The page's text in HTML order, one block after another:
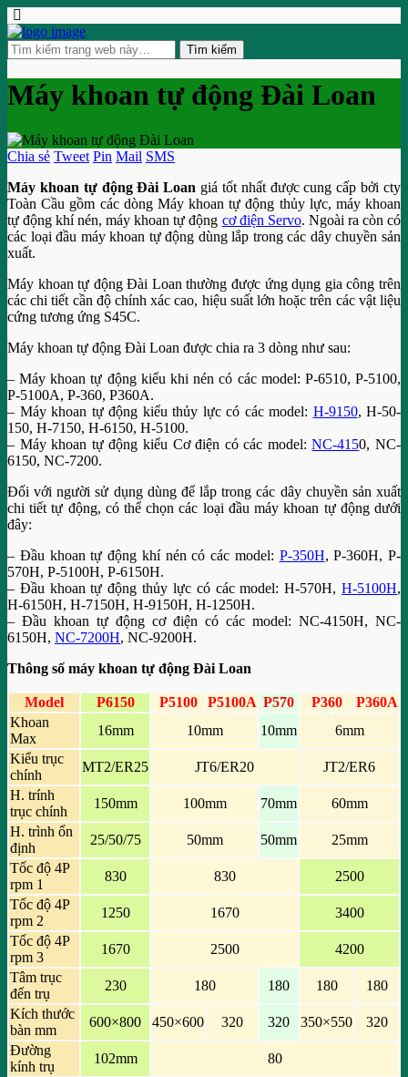
Máy khoan tự động Đài Loan
Chia sẻ Tweet Pin Mail SMS
Máy khoan tự động Đài Loan giá tốt nhất được cung cấp bởi cty
Toàn Cầu gồm các dòng Máy khoan tự động thủy lực, máy khoan
tự động khí nén, máy khoan tự động cơ điện Servo. Ngoài ra còn có
các loại đầu máy khoan tự động dùng lắp trong các dây chuyền sản
xuất.
Máy khoan tự động Đài Loan thường được ứng dụng gia công trên
các chi tiết cần độ chính xác cao, hiệu suất lớn hoặc trên các vật liệu
cứng tương ứng S45C.
Máy khoan tự động Đài Loan được chia ra 3 dòng như sau:
– Máy khoan tự động kiểu khi nén có các model: P-6510, P-5100,
P-5100A, P-360, P360A.
– Máy khoan tự động kiểu thủy lực có các model: H-9150, H-50-
150, H-7150, H-6150, H-5100.
– Máy khoan tự động kiểu Cơ điện có các model:NC-4150, NC-
6150, NC-7200.
Đối với người sử dụng dùng để lắp trong các dây chuyền sản xuất
chi tiết tự động, có thể chọn các loại đầu máy khoan tự động dưới
đây:
– Đầu khoan tự động khí nén có các model: P-350H, P-360H, P-
570H, P-5100H, P-6150H.
– Đầu khoan tự động thủy lực có các model: H-570H, H-5100H,
H-6150H, H-7150H, H-9150H, H-1250H.
– Đầu khoan tự động cơ điện có các model: NC-4150H, NC-
6150H, NC-7200H, NC-9200H.
Thông số máy khoan tự động Đài Loan
Model P6150 P5100 P5100A P570 P360
P360A
Khoan
Max
16mm 10mm 10mm
6mm
Kiểu trục
chính
MT2/ER25 JT6/ER20
JT2/ER6
H. trính
trục chính
150mm 100mm 70mm
60mm
H. trình ổn
định
25/50/75 50mm 50mm
25mm
Tốc độ 4P
rpm 1
830 830
2500
Tốc độ 4P
rpm 2
1250 1670
3400
Tốc độ 4P
rpm 3
1670 2500
4200
Tâm trục
đến trụ
230 180 180 180
180
Kích thước
bàn mm
600×800 450×600 320 320 350×550
320
Đường
kính trụ
102mm
80